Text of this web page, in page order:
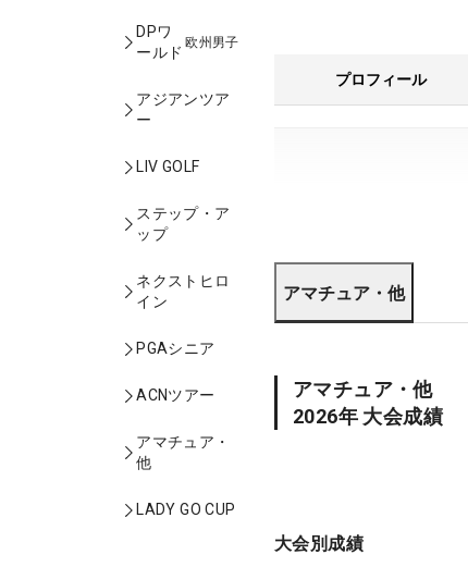
DPワ
ールド
欧州男子
アジアンツア
ー
LIV GOLF
ステップ・ア
ップ
ネクストヒロ
イン
PGAシニア
ACNツアー
アマチュア・
他
LADY GO CUP
プロフィール
アマチュア・他
アマチュア・他
2026年 大会成績
大会別成績